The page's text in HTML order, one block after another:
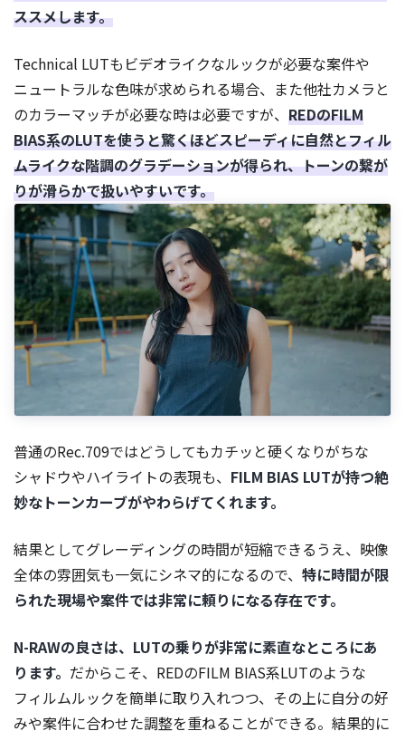
ススメします。
Technical LUTもビデオライクなルックが必要な案件や
ニュートラルな色味が求められる場合、また他社カメラと
のカラーマッチが必要な時は必要ですが、 REDのFILM
BIAS系のLUTを使うと驚くほどスピーディに自然とフィル
ムライクな階調のグラデーションが得られ、トーンの繋が
りが滑らかで扱いやすいです。
普通のRec.709ではどうしてもカチッと硬くなりがちな
シャドウやハイライトの表現も、 FILM BIAS LUTが持つ絶
妙なトーンカーブがやわらげてくれます。
結果としてグレーディングの時間が短縮できるうえ、映像
全体の雰囲気も一気にシネマ的になるので、 特に時間が限
られた現場や案件では非常に頼りになる存在です。
N-RAWの良さは、LUTの乗りが非常に素直なところにあ
ります。 だからこそ、REDのFILM BIAS系LUTのような
フィルムルックを簡単に取り入れつつ、その上に自分の好
みや案件に合わせた調整を重ねることができる。結果的に